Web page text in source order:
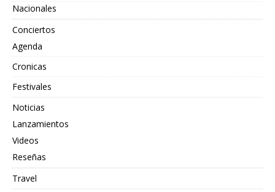
Nacionales
Conciertos
Agenda
Cronicas
Festivales
Noticias
Lanzamientos
Videos
Reseñas
Travel